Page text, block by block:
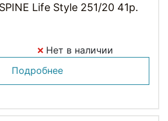
Life Style 251/20 41р.
Нет в наличии
Подробнее